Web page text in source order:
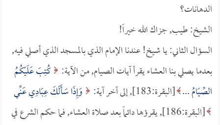
الدهانات؟
الشيخ: طيب, جزاك الله خيراً!
السؤال الثاني: يا شيخ! عندنا الإمام الذي بالمسجد الذي أصلي فيه,
بعدما يصلي بنا العشاء يقرأ آيات الصيام, من الآية: كُتِبَ عَلَيْكُمُ
الصِّيَامُ ... [البقرة:183], إلى آخر آية:
وَإِذَا سَأَلَكَ عِبَادِي عَنِّي
[البقرة:186], يقرؤها دائماً بعد صلاة العشاء, فما حكم الشرع في